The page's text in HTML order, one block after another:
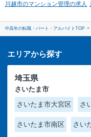
川越市のマンション管理の求人
中高年の転職・パート・アルバイトTOP
エリアから探す
埼玉県
さいたま市
さいたま市大宮区
さ
さいたま市南区 さい